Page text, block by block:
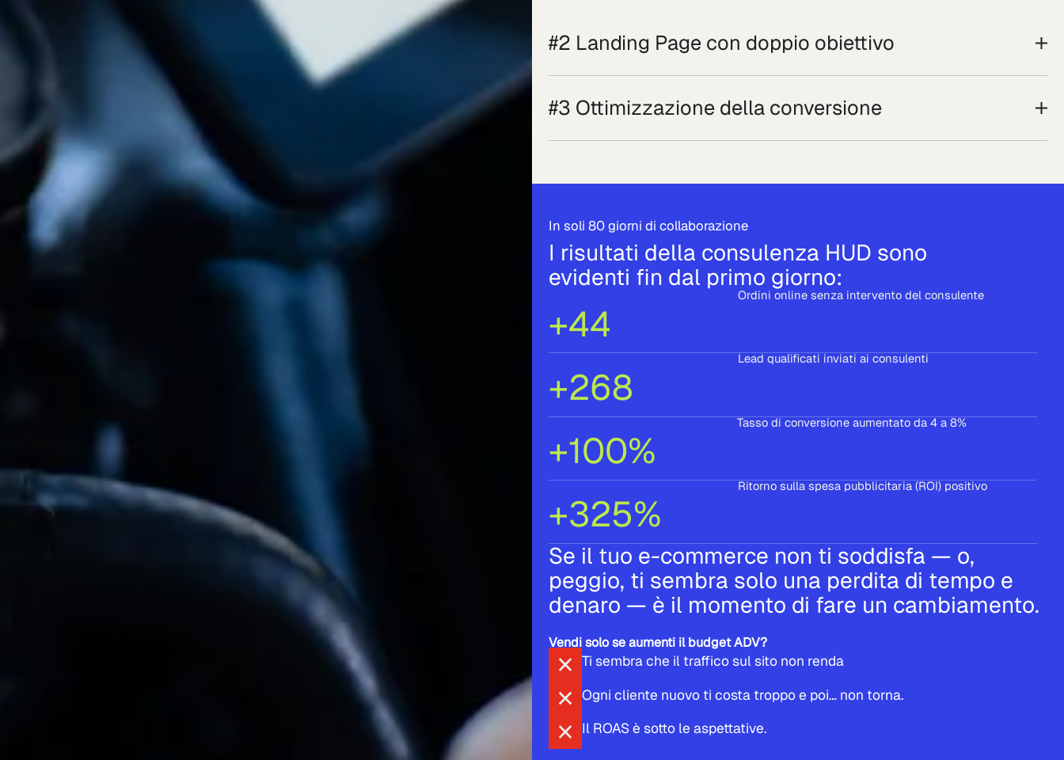
#2 Landing Page con doppio obiettivo
#3 Ottimizzazione della conversione
In soli 80 giorni di collaborazione
I risultati della consulenza HUD sono
evidenti fin dal primo giorno:
+44
Ordini online senza intervento del consulente
+268
Lead qualificati inviati ai consulenti
+100%
Tasso di conversione aumentato da 4 a 8%
+325%
Ritorno sulla spesa pubblicitaria (ROI) positivo
Se il tuo e-commerce non ti soddisfa — o,
peggio, ti sembra solo una perdita di tempo e
denaro — è il momento di fare un cambiamento.
Vendi solo se aumenti il budget ADV?
Ti sembra che il traffico sul sito non renda
Ogni cliente nuovo ti costa troppo e poi… non torna.
Il ROAS è sotto le aspettative.